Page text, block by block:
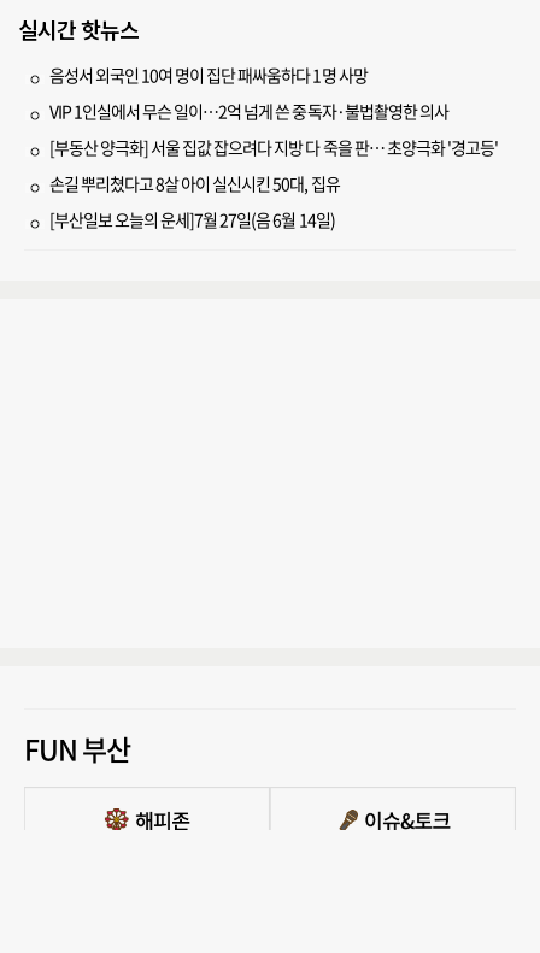
실시간 핫뉴스
음성서 외국인 10여 명이 집단 패싸움하다 1명 사망
VIP 1인실에서 무슨 일이…2억 넘게 쓴 중독자·불법촬영한 의사
[부동산 양극화] 서울 집값 잡으려다 지방 다 죽을 판… 초양극화 '경고등'
손길 뿌리쳤다고 8살 아이 실신시킨 50대, 집유
[부산일보 오늘의 운세]7월 27일(음 6월 14일)
FUN 부산